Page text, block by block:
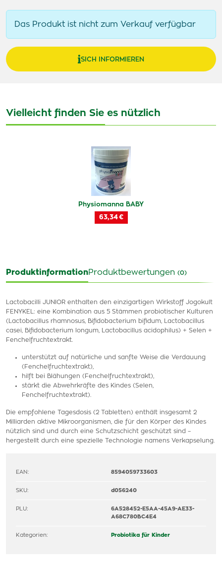
Das Produkt ist nicht zum Verkauf verfügbar
SICH INFORMIEREN
Vielleicht finden Sie es nützlich
Physiomanna BABY
63,34 €
ProduktinformationProduktbewertungen (0)
Lactobacilli JUNIOR enthalten den einzigartigen Wirkstoff Jogokult
FENYKEL: eine Kombination aus 5 Stämmen probiotischer Kulturen
(Lactobacillus rhamnosus, Bifidobacterium bifidum, Lactobacillus
casei, Bifidobacterium longum, Lactobacillus acidophilus) + Selen +
Fenchelfruchtextrakt.
unterstützt auf natürliche und sanfte Weise die Verdauung
(Fenchelfruchtextrakt),
hilft bei Blähungen (Fenchelfruchtextrakt),
stärkt die Abwehrkräfte des Kindes (Selen,
Fenchelfruchtextrakt).
Die empfohlene Tagesdosis (2 Tabletten) enthält insgesamt 2
Milliarden aktive Mikroorganismen, die für den Körper des Kindes
nützlich sind und durch eine Schutzschicht geschützt sind –
hergestellt durch eine spezielle Technologie namens Verkapselung.
EAN: 8594059733603
SKU: d056240
PLU:
6A528452-E5AA-45A9-AE33-
A68C780BC4E4
Kategorien: Probiotika für Kinder